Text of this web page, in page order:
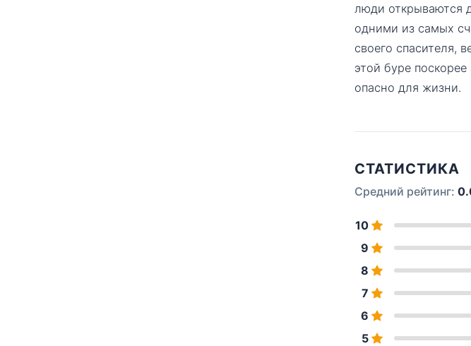
люди открываются
одними из самых
своего спасителя,
этой буре
опасно для жизни.
СТАТИСТИКА
Средний рейтинг:
10
9
8
7
6
5